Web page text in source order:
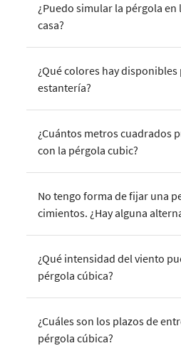
¿Puedo simular la pérgola en
casa?
¿Qué colores hay disponibles
estantería?
¿Cuántos metros cuadrados
con la pérgola cubic?
No tengo forma de fijar una
cimientos. ¿Hay alguna
¿Qué intensidad del viento
pérgola cúbica?
¿Cuáles son los plazos de
pérgola cúbica?